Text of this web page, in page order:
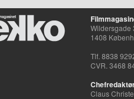
Wildersgade
1408
Tlf. 8838
CVR. 3468
Claus